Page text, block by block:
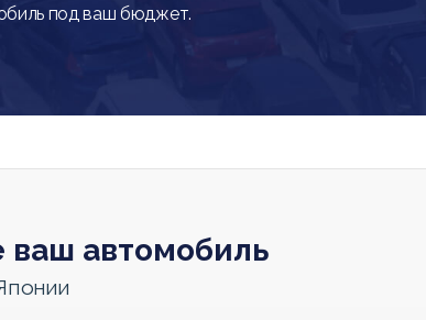
под ваш бюджет.
ваш автомобиль